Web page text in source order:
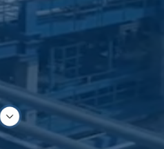
Битумы
Стратегическое развитие